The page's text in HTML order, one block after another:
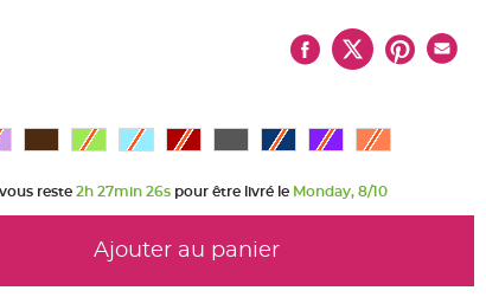
vous reste 2h 27min 25spour être livré le Monday, 8/10
Ajouter au panier